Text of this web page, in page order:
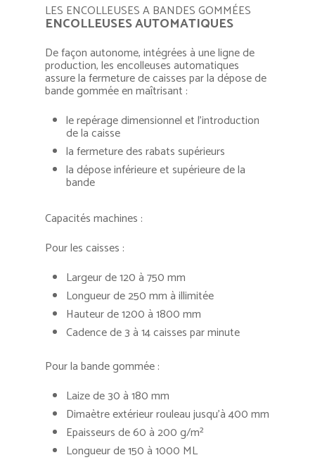
LES ENCOLLEUSES A BANDES GOMMÉES
ENCOLLEUSES AUTOMATIQUES
De façon autonome, intégrées à une ligne de
production, les encolleuses automatiques
assure la fermeture de caisses par la dépose de
bande gommée en maîtrisant :
le repérage dimensionnel et l’introduction
de la caisse
la fermeture des rabats supérieurs
la dépose inférieure et supérieure de la
bande
Capacités machines :
Pour les caisses :
Largeur de 120 à 750 mm
Longueur de 250 mm à illimitée
Hauteur de 1200 à 1800 mm
Cadence de 3 à 14 caisses par minute
Pour la bande gommée :
Laize de 30 à 180 mm
Dimaètre extérieur rouleau jusqu’à 400 mm
Epaisseurs de 60 à 200 g/m²
Longueur de 150 à 1000 ML